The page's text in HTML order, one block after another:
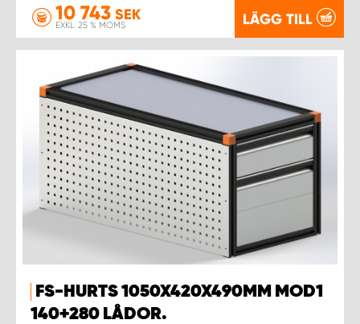
10 743 SEK
EXKL. 25 % MOMS LÄGG TILL
FS-HURTS 1050X420X490MM MOD1
140+280 LÅDOR.